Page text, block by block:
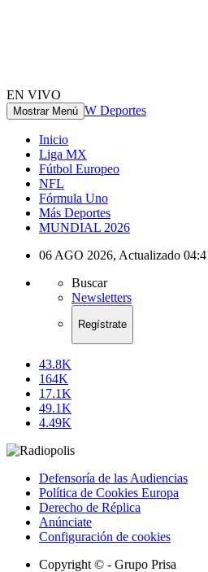
EN VIVO
Mostrar Menú W Deportes
Inicio
Liga MX
Fútbol Europeo
NFL
Fórmula Uno
Más Deportes
MUNDIAL 2026
06 AGO 2026, Actualizado
Buscar
Newsletters
Regístrate
43.8K
164K
17.1K
49.1K
4.49K
Defensoría de las Audiencias
Política de Cookies Europa
Derecho de Réplica
Anúnciate
Configuración de cookies
Copyright © - Grupo Prisa